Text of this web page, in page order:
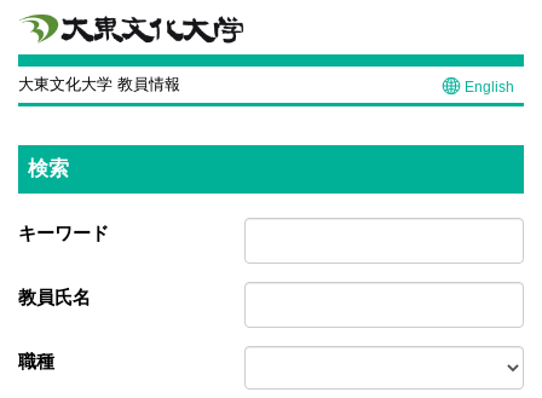
大東文化大学 教員情報 English
検索
キーワード
教員氏名
職種